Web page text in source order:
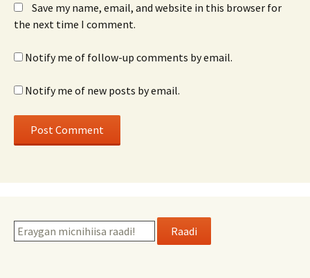
Save my name, email, and website in this browser for
the next time I comment.
Notify me of follow-up comments by email.
Notify me of new posts by email.
Raadi